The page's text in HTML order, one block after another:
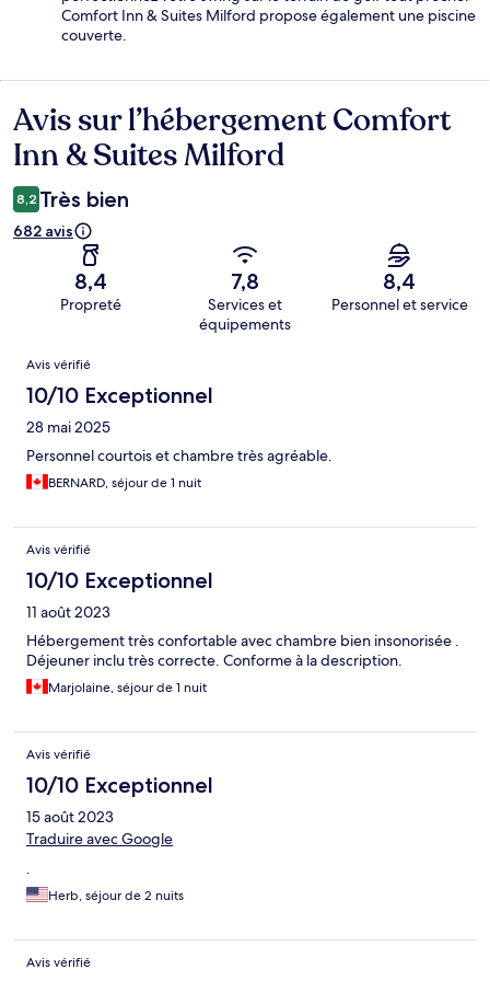
Comfort Inn & Suites Milford propose également une piscine
couverte.
Avis
Avis sur l’hébergement Comfort
Inn & Suites Milford
8,2 Très bien
682 avis
8,4
Propreté
7,8
Services et
équipements
8,4
Personnel et service
Avis
Avis vérifié
10/10 Exceptionnel
28 mai 2025
Personnel courtois et chambre très agréable.
BERNARD, séjour de 1 nuit
Avis vérifié
10/10 Exceptionnel
11 août 2023
Hébergement très confortable avec chambre bien insonorisée .
Déjeuner inclu très correcte. Conforme à la description.
Marjolaine, séjour de 1 nuit
Avis vérifié
10/10 Exceptionnel
15 août 2023
Traduire avec Google
.
Herb, séjour de 2 nuits
Avis vérifié